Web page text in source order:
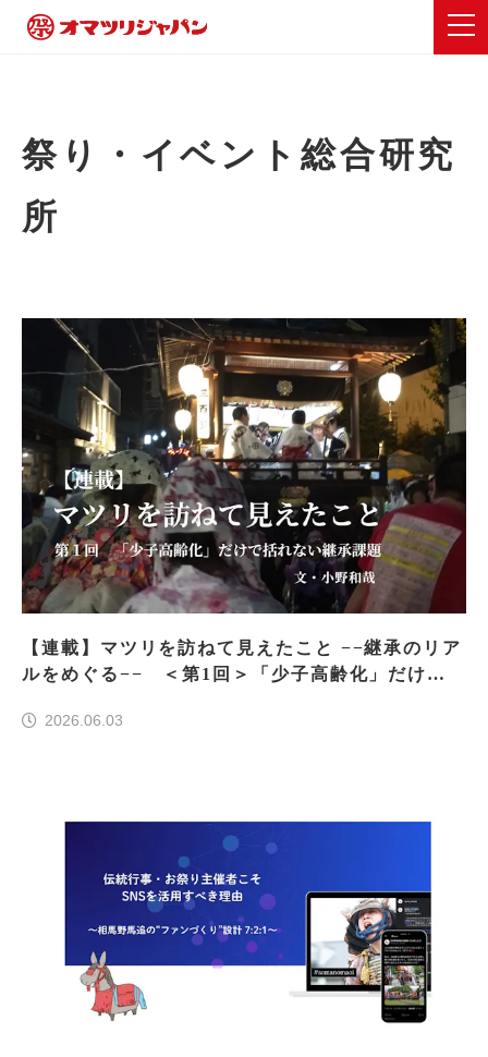
祭り・イベント総合研究
所
【連載】マツリを訪ねて見えたこと −−継承のリア
ルをめぐる−− ＜第1回＞「少子高齢化」だけで
2026.06.03